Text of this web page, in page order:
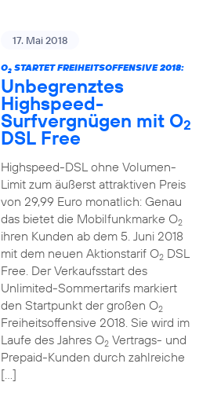
17. Mai 2018
O2STARTET FREIHEITSOFFENSIVE 2018:
Unbegrenztes
Highspeed-
Surfvergnügen mit O2
DSL Free
Highspeed-DSL ohne Volumen-
Limit zum äußerst attraktiven Preis
von 29,99 Euro monatlich: Genau
das bietet die Mobilfunkmarke O2
ihren Kunden ab dem 5. Juni 2018
mit dem neuen Aktionstarif O2DSL
Free. Der Verkaufsstart des
Unlimited-Sommertarifs markiert
den Startpunkt der großen O2
Freiheitsoffensive 2018. Sie wird im
Laufe des Jahres O2Vertrags- und
Prepaid-Kunden durch zahlreiche
[…]